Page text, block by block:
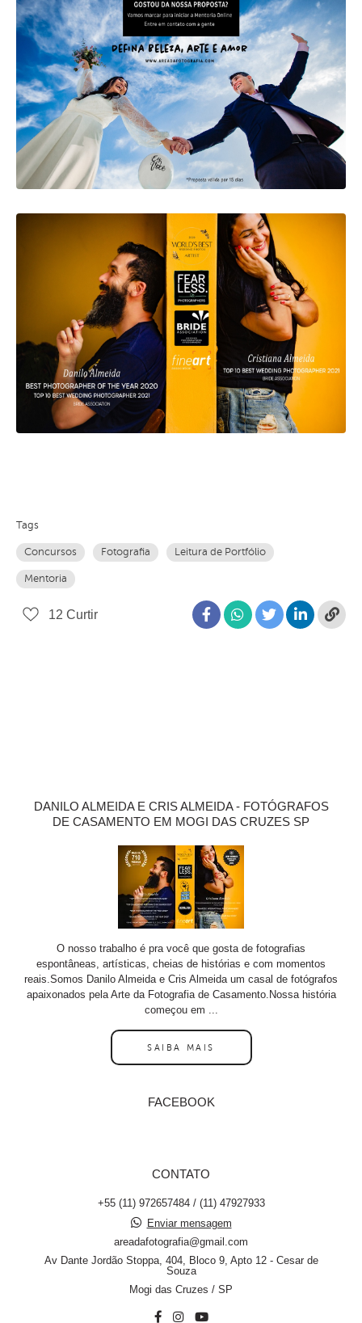
Tags
Concursos Fotografia Leitura de Portfólio
Mentoria
12 Curtir
DANILO ALMEIDA E CRIS ALMEIDA - FOTÓGRAFOS
DE CASAMENTO EM MOGI DAS CRUZES SP
O nosso trabalho é pra você que gosta de fotografias
espontâneas, artísticas, cheias de histórias e com momentos
reais.Somos Danilo Almeida e Cris Almeida um casal de fotógrafos
apaixonados pela Arte da Fotografia de Casamento.Nossa história
começou em ...
SAIBA MAIS
FACEBOOK
CONTATO
+55 (11) 972657484 / (11) 47927933
Enviar mensagem
areadafotografia@gmail.com
Av Dante Jordão Stoppa, 404, Bloco 9, Apto 12 - Cesar de
Souza
Mogi das Cruzes / SP